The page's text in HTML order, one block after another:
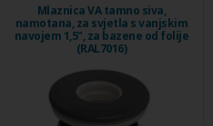
Mlaznica VA tamno siva,
namotana, za svjetla s vanjskim
navojem 1,5", za bazene od folije
(RAL7016)